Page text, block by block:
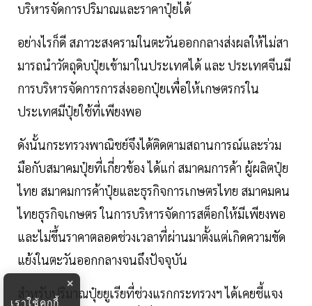
บริหารจัดการปริมาณและราคาปุ๋ยได้
อย่างไรก็ดี สภาวะสงครามในตะวันออกกลางส่งผลให้ไม่สา
มารถนําวัตถุดิบปุ๋ยเข้ามาในประเทศได้ และ ประเทศจีนมี
การบริหารจัดการการส่งออกปุ๋ยเพื่อให้เกษตรกรใน
ประเทศมีปุ๋ยใช้ที่เพียงพอ
ดังนั้นกระทรวงพาณิชย์จึงได้ติดตามสถานการณ์และร่วม
มือกับสมาคมปุ๋ยที่เกี่ยวข้อง ได้แก่ สมาคมการค้า ผู้ผลิตปุ๋ย
ไทย สมาคมการค้าปุ๋ยและธุรกิจการเกษตรไทย สมาคมคน
ไทยธุรกิจเกษตร ในการบริหารจัดการสต็อกให้มีเพียงพอ
และไม่ขึ้นราคาตลอดช่วงเวลาที่ผ่านมาตั้งแต่เกิดความขัด
แย้งในตะวันออกกลางจนถึงปัจจุบัน
สําหรับปริมาณปุ๋ยยูเรียที่ช่วงแรกกระทรวงฯ ได้เคยชี้แจง
×
เราใช้คุกกี้